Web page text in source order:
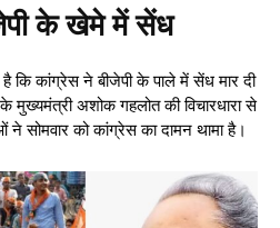
के खेमे में सेंध
कांग्रेस ने बीजेपी के पाले में सेंध मार दी
मुख्यमंत्री अशोक गहलोत की विचारधारा से
ने सोमवार को कांग्रेस का दामन थामा है।